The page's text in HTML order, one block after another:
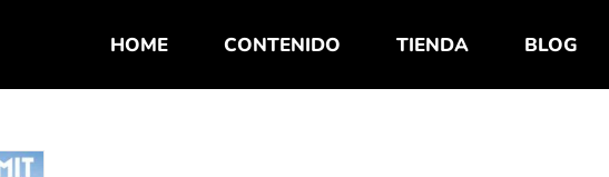
HOME CONTENIDO TIENDA BLOG